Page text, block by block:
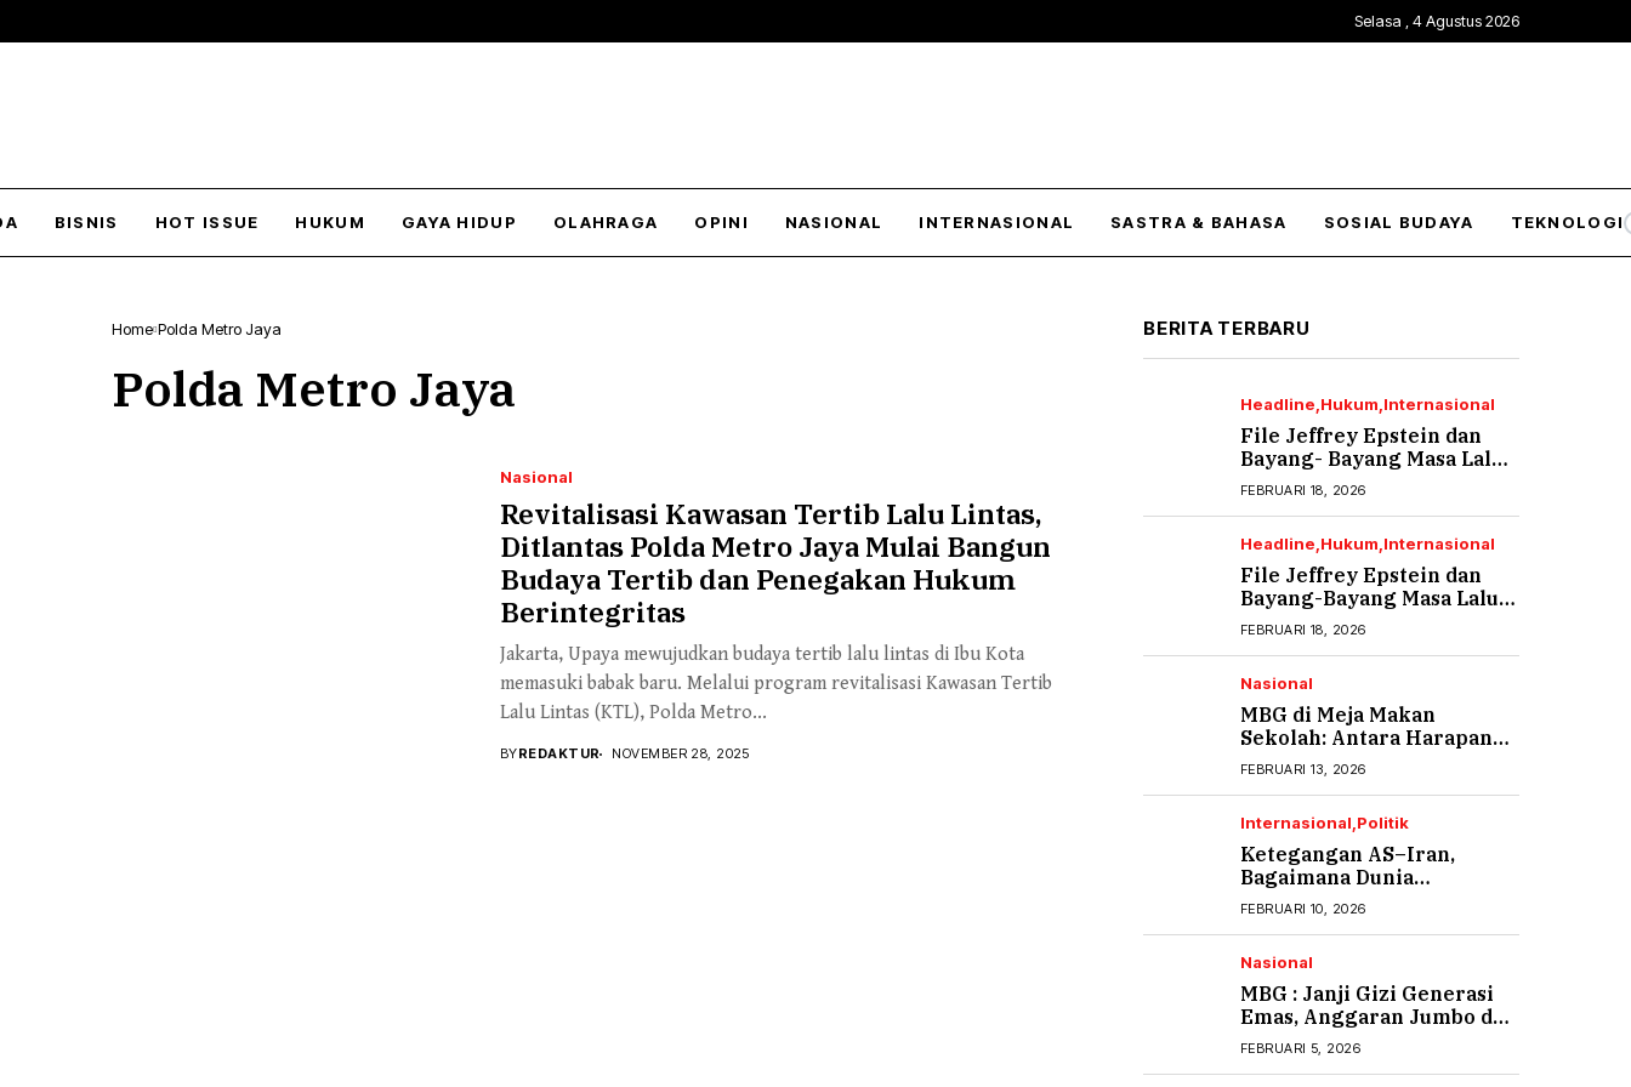
Selasa , 4 Agustus 2026
BISNIS HOT ISSUE HUKUM GAYA HIDUP OLAHRAGA OPINI NASIONAL INTERNASIONAL SASTRA & BAHASA SOSIAL BUDAYA TEKNOLOGI
Home Polda Metro Jaya
Polda Metro Jaya
Nasional
Revitalisasi Kawasan Tertib Lalu Lintas,
Ditlantas Polda Metro Jaya Mulai Bangun
Budaya Tertib dan Penegakan Hukum
Berintegritas
Jakarta, Upaya mewujudkan budaya tertib lalu lintas di Ibu Kota
memasuki babak baru. Melalui program revitalisasi Kawasan Tertib
Lalu Lintas (KTL), Polda Metro...
BYREDAKTUR NOVEMBER 28, 2025
BERITA TERBARU
Headline Hukum Internasional
File Jeffrey Epstein dan
Bayang- Bayang Masa Lalu
yang Tak Pernah Usai (2)
FEBRUARI 18, 2026
Headline Hukum Internasional
File Jeffrey Epstein dan
Bayang-Bayang Masa Lalu
yang Tak Pernah Usai (1)
FEBRUARI 18, 2026
Nasional
MBG di Meja Makan
Sekolah: Antara Harapan
Gizi dan Rasa Cemas Orang
FEBRUARI 13, 2026
Internasional Politik
Ketegangan AS–Iran,
Bagaimana Dunia
Menyikapi?
FEBRUARI 10, 2026
Nasional
MBG : Janji Gizi Generasi
Emas, Anggaran Jumbo dan
Ancaman Keracunan
FEBRUARI 5, 2026